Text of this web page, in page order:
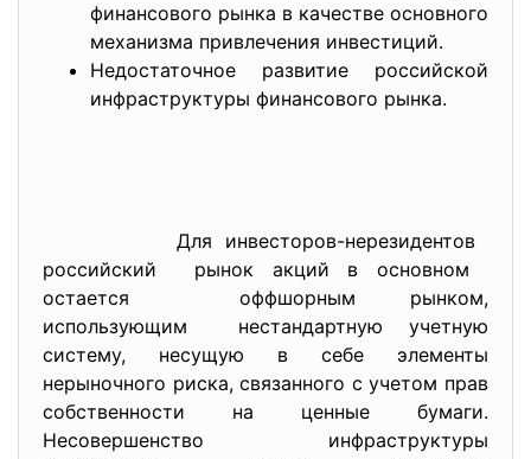
финансового рынка в качестве основного
механизма привлечения инвестиций.
Недостаточное развитие российской
инфраструктуры финансового рынка.
Для инвесторов-нерезидентов
российский рынок акций в основном
остается оффшорным рынком,
использующим нестандартную учетную
систему, несущую в себе элементы
нерыночного риска, связанного с учетом прав
собственности на ценные бумаги.
Несовершенство инфраструктуры